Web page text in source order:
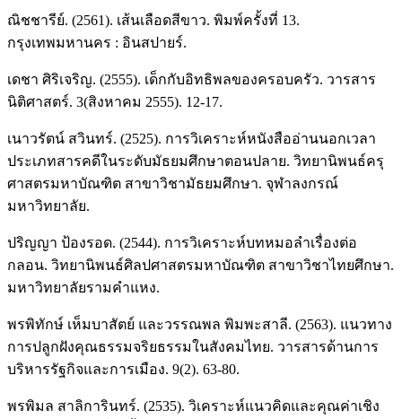
ณิชชารีย์. (2561). เส้นเลือดสีขาว. พิมพ์ครั้งที่ 13.
กรุงเทพมหานคร : อินสปายร์.
เดชา ศิริเจริญ. (2555). เด็กกับอิทธิพลของครอบครัว. วารสาร
นิติศาสตร์. 3(สิงหาคม 2555). 12-17.
เนาวรัตน์ สวินทร์. (2525). การวิเคราะห์หนังสืออ่านนอกเวลา
ประเภทสารคดีในระดับมัธยมศึกษาตอนปลาย. วิทยานิพนธ์ครุ
ศาสตรมหาบัณฑิต สาขาวิชามัธยมศึกษา. จุฬาลงกรณ์
มหาวิทยาลัย.
ปริญญา ป้องรอด. (2544). การวิเคราะห์บทหมอลำเรื่องต่อ
กลอน. วิทยานิพนธ์ศิลปศาสตรมหาบัณฑิต สาขาวิชาไทยศึกษา.
มหาวิทยาลัยรามคำแหง.
พรพิทักษ์ เห็มบาสัตย์ และวรรณพล พิมพะสาลี. (2563). แนวทาง
การปลูกฝังคุณธรรมจริยธรรมในสังคมไทย. วารสารด้านการ
บริหารรัฐกิจและการเมือง. 9(2). 63-80.
พรพิมล สาลิการินทร์. (2535). วิเคราะห์แนวคิดและคุณค่าเชิง